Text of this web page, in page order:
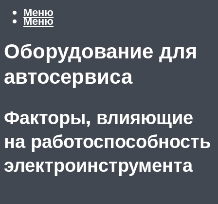
Меню
Меню
Оборудование для
автосервиса
Факторы, влияющие
на работоспособность
электроинструмента